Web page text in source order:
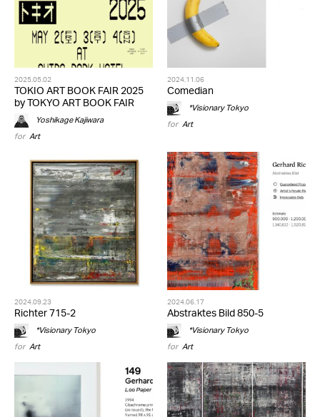
2025.05.02
TOKIO ART BOOK FAIR 2025
by TOKYO ART BOOK FAIR
Yoshikage Kajiwara
for Art
2024.11.06
Comedian
*Visionary Tokyo
for Art
2024.09.23
Richter 715-2
*Visionary Tokyo
for Art
2024.06.17
Abstraktes Bild 850-5
*Visionary Tokyo
for Art